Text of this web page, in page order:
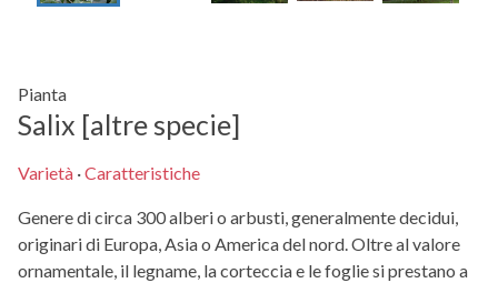
Pianta
Salix [altre specie]
Varietà ·Caratteristiche
Genere di circa 300 alberi o arbusti, generalmente decidui,
originari di Europa, Asia o America del nord. Oltre al valore
ornamentale, il legname, la corteccia e le foglie si prestano a